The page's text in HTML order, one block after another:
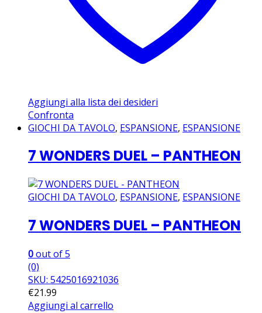
Aggiungi alla lista dei desideri
Confronta
GIOCHI DA TAVOLO, ESPANSIONE, ESPANSIONE
7 WONDERS DUEL – PANTHEON
GIOCHI DA TAVOLO, ESPANSIONE, ESPANSIONE
7 WONDERS DUEL – PANTHEON
0out of 5
(0)
SKU: 5425016921036
€21.99
Aggiungi al carrello